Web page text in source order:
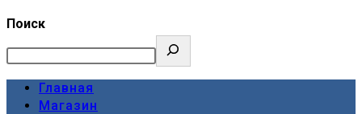
Поиск
Главная
Магазин